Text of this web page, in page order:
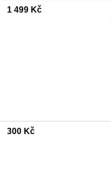
1 499 Kč
300 Kč